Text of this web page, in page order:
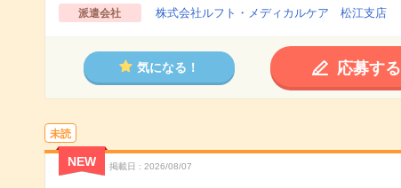
派遣会社 株式会社ルフト・メディカルケア 松江支店
気になる！ 応募する
未読
NEW 掲載日 2026/08/07